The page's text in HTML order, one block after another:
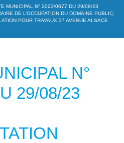
MUNICIPAL N° 2023/0677 DU 29/08/23
DE L’OCCUPATION DU DOMAINE PUBLIC,
POUR TRAVAUX 37 AVENUE ALSACE
N°
29/08/23